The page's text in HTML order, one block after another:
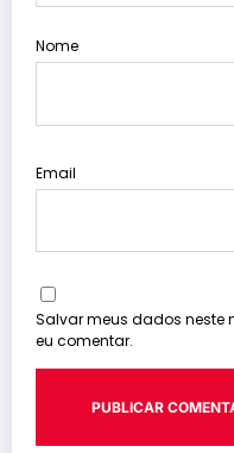
Nome
Email
Salvar meus dados neste
eu comentar.